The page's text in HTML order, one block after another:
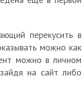
перекусить в
можно как
можно в личном
на сайт либо